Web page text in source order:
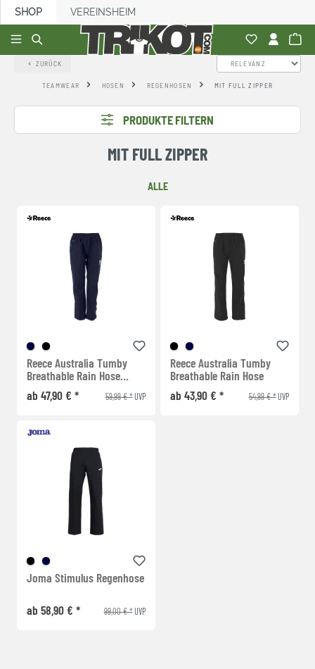
springen
SHOP VEREINSHEIM
ZURÜCK
TEAMWEAR HOSEN REGENHOSEN MIT FULL ZIPPER
PRODUKTE FILTERN
MIT FULL ZIPPER
ALLE
Reece Australia Tumby
Breathable Rain Hose
Damen
ab 47,90 € * 59,99 € *UVP
Reece Australia Tumby
Breathable Rain Hose
ab 43,90 € *
54,99 € *UVP
Joma Stimulus Regenhose
ab 58,90 € * 99,00 € *UVP